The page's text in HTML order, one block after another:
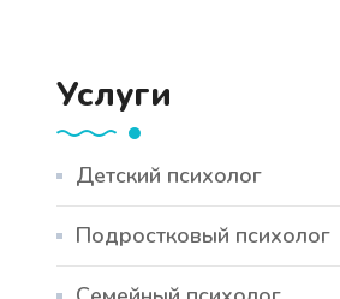
Услуги
Детский психолог
Подростковый психолог